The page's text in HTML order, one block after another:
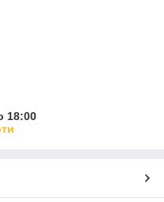
18:00